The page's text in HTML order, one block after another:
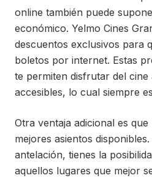
online también puede
económico. Yelmo Cines
descuentos exclusivos para
boletos por internet. Estas
te permiten disfrutar del cine
accesibles, lo cual siempre
Otra ventaja adicional es
mejores asientos
antelación, tienes la
aquellos lugares que mejor